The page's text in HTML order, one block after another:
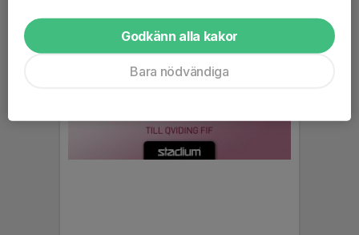
Godkänn alla kakor
Bara nödvändiga